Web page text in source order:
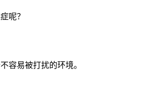
呢？
容易被打扰的环境。